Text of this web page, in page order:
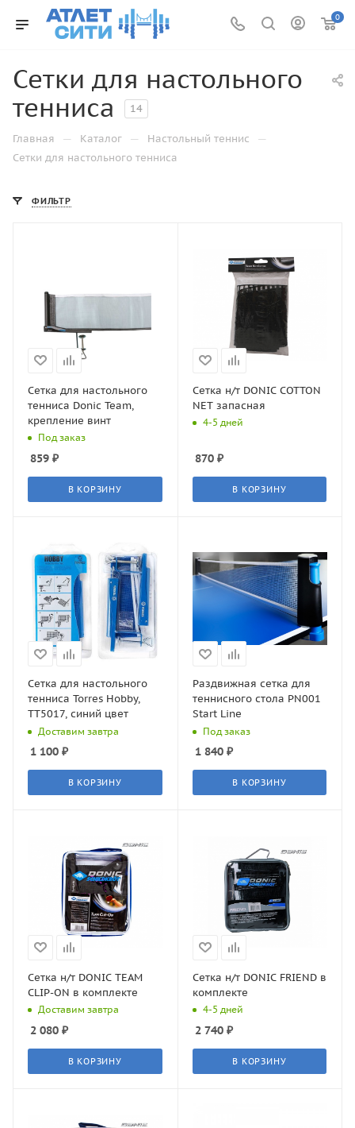
0
Сетки для настольного
тенниса
14
Главная — Каталог — Настольный теннис —
Сетки для настольного тенниса
ФИЛЬТР
Сетка для настольного
тенниса Donic Team,
крепление винт
Под заказ
859 ₽
В КОРЗИНУ
Сетка н/т DONIC COTTON
NET запасная
4-5 дней
870₽
В КОРЗИНУ
Сетка для настольного
тенниса Torres Hobby,
TT5017, синий цвет
Доставим завтра
1 100 ₽
В КОРЗИНУ
Раздвижная сетка для
теннисного стола PN001
Start Line
Под заказ
1 840₽
В КОРЗИНУ
Сетка н/т DONIC TEAM
CLIP-ON в комплекте
Доставим завтра
2 080 ₽
В КОРЗИНУ
Сетка н/т DONIC FRIEND в
комплекте
4-5 дней
2 740₽
В КОРЗИНУ